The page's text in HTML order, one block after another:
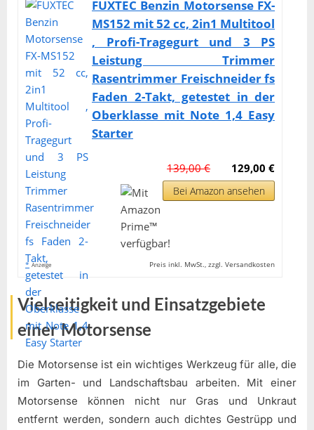
FUXTEC Benzin Motorsense FX-
MS152 mit 52 cc, 2in1 Multitool
, Profi-Tragegurt und 3 PS
Leistung Trimmer
Rasentrimmer Freischneider fs
Faden 2-Takt, getestet in der
Oberklasse mit Note 1,4 Easy
Starter
129,00 €
139,00 €
Bei Amazon ansehen
* Anzeige Preis inkl. MwSt., zzgl. Versandkosten
Vielseitigkeit und Einsatzgebiete
einer Motorsense
Die Motorsense ist ein wichtiges Werkzeug für alle, die
im Garten- und Landschaftsbau arbeiten. Mit einer
Motorsense können nicht nur Gras und Unkraut
entfernt werden, sondern auch dichtes Gestrüpp und